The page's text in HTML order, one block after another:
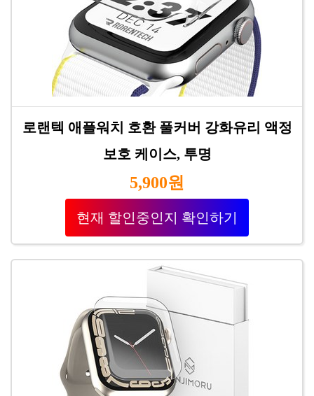
로랜텍 애플워치 호환 풀커버 강화유리 액정
보호 케이스, 투명
5,900원
현재 할인중인지 확인하기